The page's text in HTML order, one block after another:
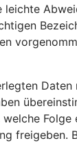
leichte
Folge
freigeben.